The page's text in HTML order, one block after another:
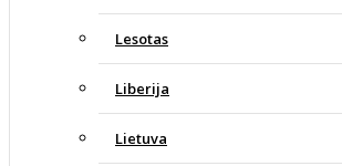
Lesotas
Liberija
Lietuva